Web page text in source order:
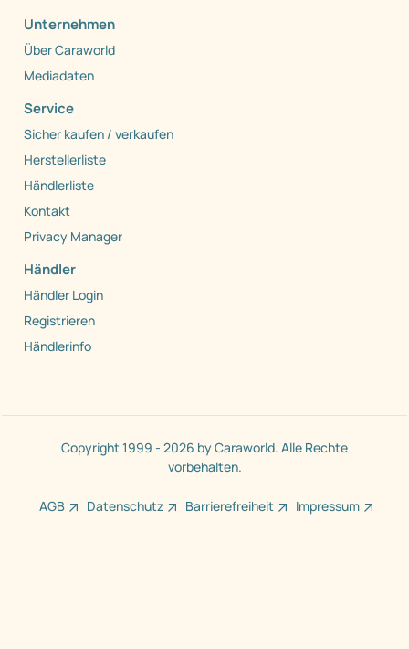
Unternehmen
Über Caraworld
Mediadaten
Service
Sicher kaufen / verkaufen
Herstellerliste
Händlerliste
Kontakt
Privacy Manager
Händler
Händler Login
Registrieren
Händlerinfo
Copyright 1999 - 2026 by Caraworld. Alle Rechte
vorbehalten.
AGB Datenschutz Barrierefreiheit Impressum